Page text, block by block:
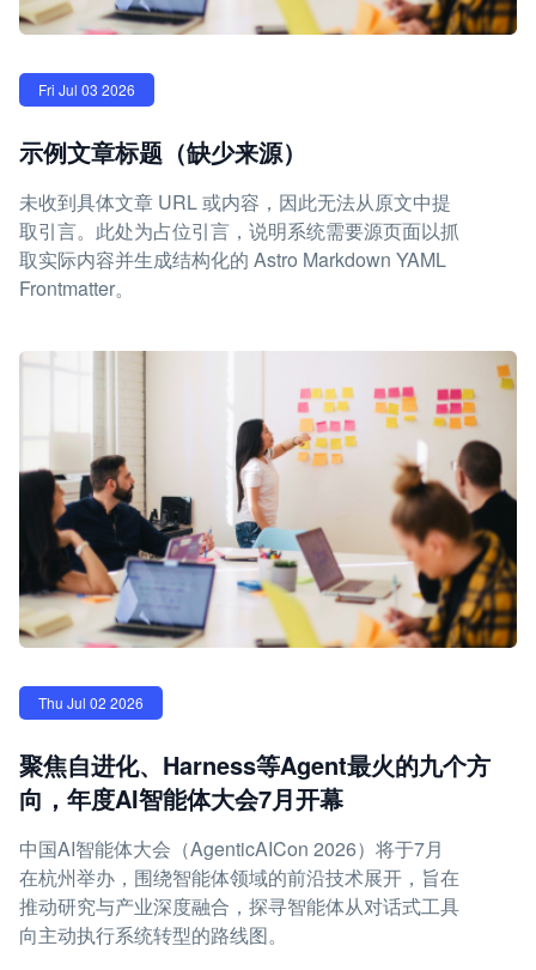
Fri Jul 03 2026
示例文章标题（缺少来源）
未收到具体文章 URL 或内容，因此无法从原文中提
取引言。此处为占位引言，说明系统需要源页面以抓
取实际内容并生成结构化的 Astro Markdown YAML
Frontmatter。
Thu Jul 02 2026
聚焦自进化、Harness等Agent最火的九个方
向，年度AI智能体大会7月开幕
中国AI智能体大会（AgenticAICon 2026）将于7月
在杭州举办，围绕智能体领域的前沿技术展开，旨在
推动研究与产业深度融合，探寻智能体从对话式工具
向主动执行系统转型的路线图。